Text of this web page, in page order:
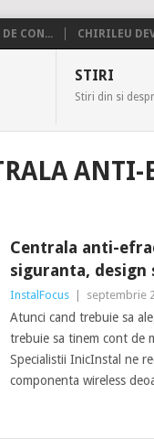
CON... CHIRILEU
STIRI
Stiri din si
ANTI-
Centrala anti-
siguranta,
InstalFocus septembrie
Atunci cand trebuie sa
trebuie sa tinem cont de
Specialistii InicInstal ne
componenta wireless